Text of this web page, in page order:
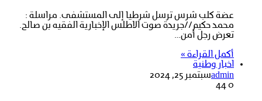
عضة كلب شرس ترسل شرطيا إلى المستشفى. مراسلة :
محمد حكيم//جريدة صوت الاطلس الإخبارية الفقيه بن صالح.
تعرض رجل أمن…
أكمل القراءة »
اخبار وطنية
adminسبتمبر 25, 2024
0